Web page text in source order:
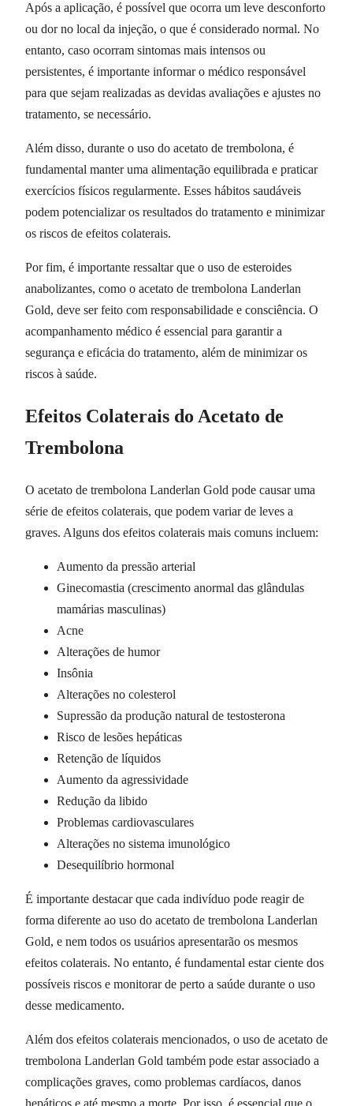
Após a aplicação, é possível que ocorra um leve desconforto
ou dor no local da injeção, o que é considerado normal. No
entanto, caso ocorram sintomas mais intensos ou
persistentes, é importante informar o médico responsável
para que sejam realizadas as devidas avaliações e ajustes no
tratamento, se necessário.
Além disso, durante o uso do acetato de trembolona, é
fundamental manter uma alimentação equilibrada e praticar
exercícios físicos regularmente. Esses hábitos saudáveis
podem potencializar os resultados do tratamento e minimizar
os riscos de efeitos colaterais.
Por fim, é importante ressaltar que o uso de esteroides
anabolizantes, como o acetato de trembolona Landerlan
Gold, deve ser feito com responsabilidade e consciência. O
acompanhamento médico é essencial para garantir a
segurança e eficácia do tratamento, além de minimizar os
riscos à saúde.
Efeitos Colaterais do Acetato de
Trembolona
O acetato de trembolona Landerlan Gold pode causar uma
série de efeitos colaterais, que podem variar de leves a
graves. Alguns dos efeitos colaterais mais comuns incluem:
Aumento da pressão arterial
Ginecomastia (crescimento anormal das glândulas
mamárias masculinas)
Acne
Alterações de humor
Insônia
Alterações no colesterol
Supressão da produção natural de testosterona
Risco de lesões hepáticas
Retenção de líquidos
Aumento da agressividade
Redução da libido
Problemas cardiovasculares
Alterações no sistema imunológico
Desequilíbrio hormonal
É importante destacar que cada indivíduo pode reagir de
forma diferente ao uso do acetato de trembolona Landerlan
Gold, e nem todos os usuários apresentarão os mesmos
efeitos colaterais. No entanto, é fundamental estar ciente dos
possíveis riscos e monitorar de perto a saúde durante o uso
desse medicamento.
Além dos efeitos colaterais mencionados, o uso de acetato de
trembolona Landerlan Gold também pode estar associado a
complicações graves, como problemas cardíacos, danos